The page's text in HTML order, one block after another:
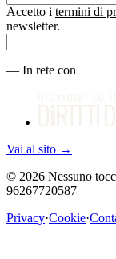
Accetto i termini di
newsletter.
— In rete con
Vai al sito →
© 2026 Nessuno
96267720587
Privacy·Cookie·